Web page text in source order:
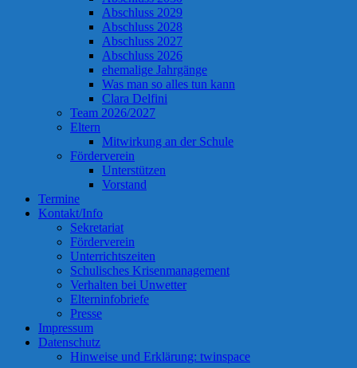
Abschluss 2029
Abschluss 2028
Abschluss 2027
Abschluss 2026
ehemalige Jahrgänge
Was man so alles tun kann
Clara Delfini
Team 2026/2027
Eltern
Mitwirkung an der Schule
Förderverein
Unterstützen
Vorstand
Termine
Kontakt/Info
Sekretariat
Förderverein
Unterrichtszeiten
Schulisches Krisenmanagement
Verhalten bei Unwetter
Elterninfobriefe
Presse
Impressum
Datenschutz
Hinweise und Erklärung: twinspace